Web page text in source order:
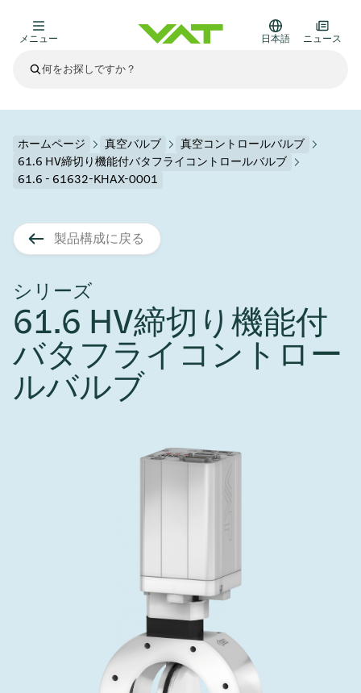
ニュース
9月 17, 2026 イベント情報
Semicon India 2026で精密技術を追求
し、進歩を支えます。
日本語
メニュー
真空バルブ
真空コントロールバルブ
真空アイソレーションバルブ
真空ゲートバルブ
真空アングルバルブ、インラインバルブ、シリンダーバル
ブ
緊急遮断/ビームストッパーバルブ
フランジコネクタとガスケット
VATエッジ溶接メタルベローズ
真空モジュール
かいけつさく
半導体製造
プロセスコントロールとアイソレーション
基板搬送
サブファブシステム
ディスプレイ製造
ディスプレイのドライエッチング
スパッタリング
薄膜封止(CVD)
OLED 蒸着
科学機器と医学
医療・医薬品分野
コーティング
真空炉
真空輸送
バッテリー製造
結晶成長
太陽電池薄膜の蒸着
サブファブシステム
宇宙シミュレーション
高エネルギー物理学
製品サービス
アップグレード＆レトロフィットソリューション
スペアパーツ
標準修理サービス
固定価格修理サービス
企業責任
インベストリレーションズ
Financial reports
Presentations
Shares and debt
コーポレートガバナンス
サプライチェーンマネジメント
ホームページ 真空バルブ
真空コントロールバルブ
61.6 HV締切り機能付バタフライコントロールバルブ
61.6 - 61632-KHAX-0001
製品構成に戻る
シリーズ
61.6 HV締切り機能付
バタフライコントロー
ルバルブ